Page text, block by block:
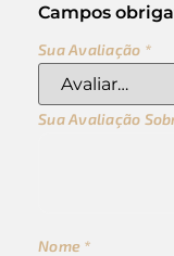
Campos
Sua Avaliação *
Sua Avaliação
Nome *